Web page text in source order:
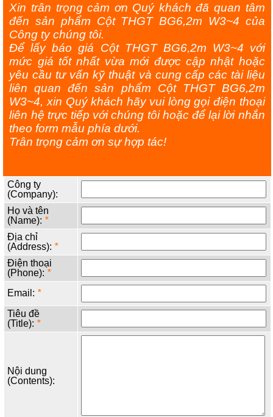
Xin trân trọng cảm ơn Quý khách đã quan tâm
đến sản phẩm Cột THGT BG6,2m W3~4 của
Công ty chúng tôi.
Để lấy báo giá Cột THGT BG6,2m W3~4 với
mức giá tốt nhất vừa mới được cập nhật hoặc
yêu cầu tư vấn kỹ thuật và cung cấp các tài liệu
liên quan đến sản phẩm Cột THGT BG6,2m
W3~4, xin Quý khách hãy vui lòng gọi điện thoại
liên hệ trực tiếp với chúng tôi hoặc để lại lời nhắn
theo form mẫu phía dưới.
Trân trọng cảm ơn sự hợp tác!
Công ty
(Company):
Họ và tên
(Name): *
Địa chỉ
(Address): *
Điện thoại
(Phone): *
Email: *
Tiêu đề
(Title): *
Nội dung
(Contents):